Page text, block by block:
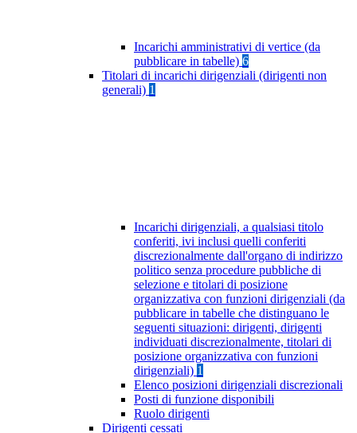
Incarichi amministrativi di vertice (da
pubblicare in tabelle) 6
Titolari di incarichi dirigenziali (dirigenti non
generali) 1
Incarichi dirigenziali, a qualsiasi titolo
conferiti, ivi inclusi quelli conferiti
discrezionalmente dall'organo di indirizzo
politico senza procedure pubbliche di
selezione e titolari di posizione
organizzativa con funzioni dirigenziali (da
pubblicare in tabelle che distinguano le
seguenti situazioni: dirigenti, dirigenti
individuati discrezionalmente, titolari di
posizione organizzativa con funzioni
dirigenziali) 1
Elenco posizioni dirigenziali discrezionali
Posti di funzione disponibili
Ruolo dirigenti
Dirigenti cessati